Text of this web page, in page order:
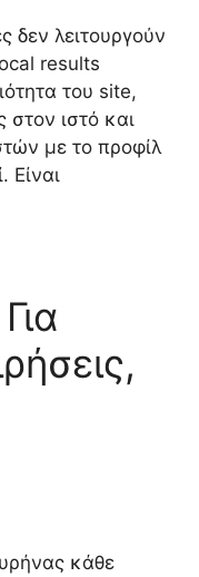
δεν λειτουργούν
results
του site,
στον ιστό και
με το προφίλ
Είναι
κάθε